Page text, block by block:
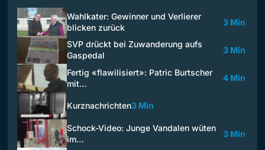
Wahlkater: Gewinner und Verlierer
blicken zurück
3 Min
SVP drückt bei Zuwanderung aufs
Gaspedal
3 Min
Fertig «flawilisiert»: Patric Burtscher
mit…
4 Min
Kurznachrichten3 Min
Schock-Video: Junge Vandalen wüten
im…
3 Min